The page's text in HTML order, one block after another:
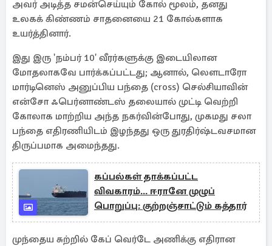
அவர் அடித்த சமன்செய்யும் கோல் மூலம், தனது
உலகக் கிண்ணம் சாதனையை 21 கோல்களாக
உயர்த்தினார்.
இது இரு 'நம்பர் 10' வீரர்களுக்கு இடையிலான
மோதலாகவே பார்க்கப்பட்டது; ஆனால், லௌடாரோ
மார்டினெஸ் அனுப்பிய பந்தை (cross) செல்சியாவின்
என்சோ ஃபெர்னாண்டஸ் தலையால் முட்டி வெற்றி
கோலாக மாற்றிய அந்த நகர்வின்போது, ​​முகமது சலா
பந்தை எதிரணியிடம் இழந்தது ஒரு துரதிர்ஷ்டவசமான
திருப்பமாக அமைந்தது.
கப்பல்கள் தாக்கப்பட்ட
விவகாரம்... ஈரானே முழுப்
பொறுப்பு: குற்றஞ்சாட்டும் கத்தார்
முந்தைய சுற்றில் கேப் வெர்டே அணிக்கு எதிரான